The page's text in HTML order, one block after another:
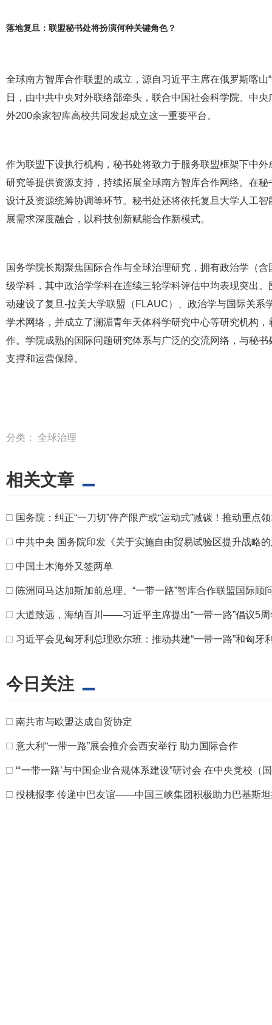
落地复旦：联盟秘书处将扮演何种关键角色？
全球南方智库合作联盟的成立，源自习近平主席在俄罗斯喀
日，由中共中央对外联络部牵头，联合中国社会科学院、中
外200余家智库高校共同发起成立这一重要平台。
作为联盟下设执行机构，秘书处将致力于服务联盟框架下中
研究等提供资源支持，持续拓展全球南方智库合作网络。在
设计及资源统筹协调等环节。秘书处还将依托复旦大学人工
展需求深度融合，以科技创新赋能合作新模式。
国务学院长期聚焦国际合作与全球治理研究，拥有政治学（
级学科，其中政治学学科在连续三轮学科评估中均表现突出
动建设了复旦-拉美大学联盟（FLAUC）、政治学与国际关
学术网络，并成立了澜湄青年天体科学研究中心等研究机构
作。学院成熟的国际问题研究体系与广泛的交流网络，与秘
支撑和运营保障。
分类： 全球治理
相关文章
□ 国务院：纠正“一刀切”停产限产或“运动式”减碳！推动重点
□ 中共中央 国务院印发《关于实施自由贸易试验区提升战略
□ 中国土木海外又签两单
□ 陈洲同马达加斯加前总理、“一带一路”智库合作联盟国际
□ 大道致远，海纳百川——习近平主席提出“一带一路”倡议5周
□ 习近平会见匈牙利总理欧尔班：推动共建“一带一路”和匈牙
今日关注
□ 南共市与欧盟达成自贸协定
□ 意大利“一带一路”展会推介会西安举行 助力国际合作
□ “‘一带一路’与中国企业合规体系建设”研讨会 在中央党校（
□ 投桃报李 传递中巴友谊——中国三峡集团积极助力巴基斯